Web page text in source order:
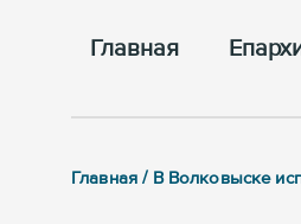
Главная
Главная / В Волковыске